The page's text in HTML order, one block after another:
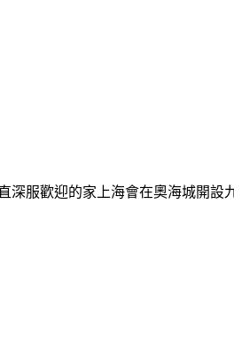
深服歡迎的家上海會在奧海城開